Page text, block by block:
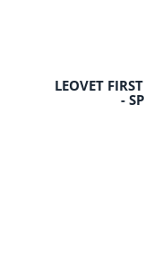
LEOVET
-